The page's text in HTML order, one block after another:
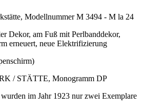
Modellnummer M 3494 - M la 24
Dekor, am Fuß mit Perlbanddekor,
erneuert, neue Elektrifizierung
/ STÄTTE, Monogramm DP
im Jahr 1923 nur zwei Exemplare